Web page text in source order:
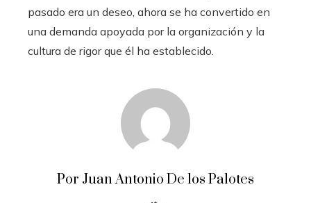
pasado era un deseo, ahora se ha convertido en
una demanda apoyada por la organización y la
cultura de rigor que él ha establecido.
Por Juan Antonio De los Palotes